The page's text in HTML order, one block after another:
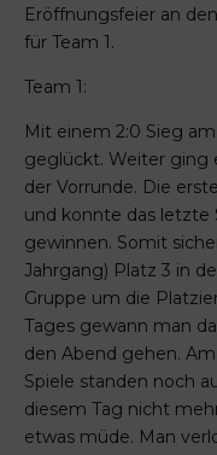
Eröffnungsfeier an
für Team 1.
Team 1:
Mit einem 2:0 Sieg
geglückt. Weiter ging
der Vorrunde. Die
und konnte das letzte
gewinnen. Somit
Jahrgang) Platz 3 in
Gruppe um die
Tages gewann man
den Abend gehen.
Spiele standen noch
diesem Tag nicht
etwas müde. Man